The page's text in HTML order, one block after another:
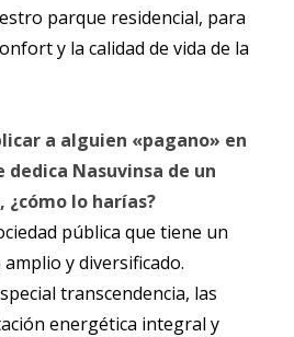
parque residencial, para
y la calidad de vida de la
a alguien «pagano» en
Nasuvinsa de un
¿cómo lo harías?
pública que tiene un
y diversificado.
transcendencia, las
energética integral y